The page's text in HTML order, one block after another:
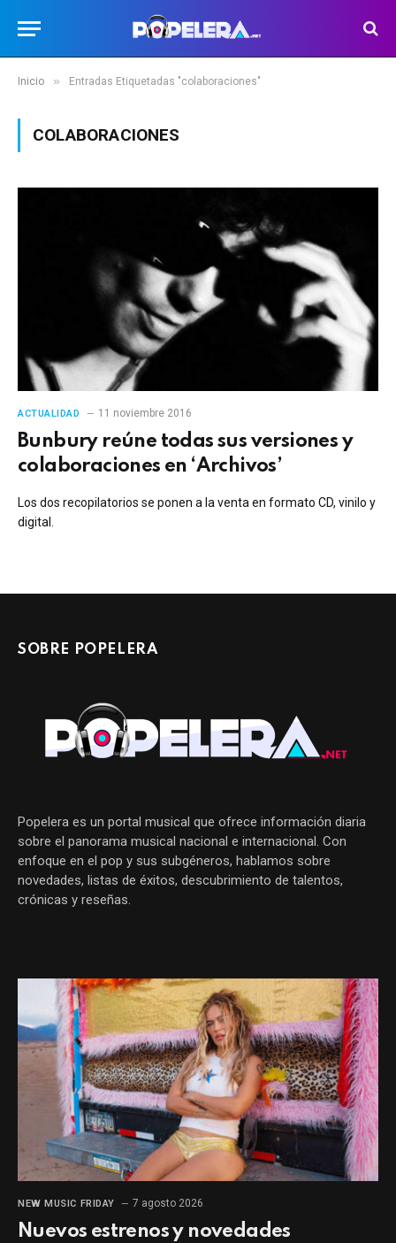
Inicio » Entradas Etiquetadas "colaboraciones"
COLABORACIONES
ACTUALIDAD 11 noviembre 2016
Bunbury reúne todas sus versiones y
colaboraciones en ‘Archivos’
Los dos recopilatorios se ponen a la venta en formato CD, vinilo y
digital.
SOBRE POPELERA
Popelera es un portal musical que ofrece información diaria
sobre el panorama musical nacional e internacional. Con
enfoque en el pop y sus subgéneros, hablamos sobre
novedades, listas de éxitos, descubrimiento de talentos,
crónicas y reseñas.
NEW MUSIC FRIDAY 7 agosto 2026
Nuevos estrenos y novedades